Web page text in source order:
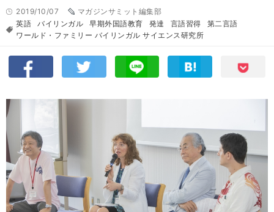
2019/10/07
マガジンサミット編集部
英語
バイリンガル 早期外国語教育 発達 言語習得
第二言語
ワールド・ファミリー バイリンガル サイエンス研究所